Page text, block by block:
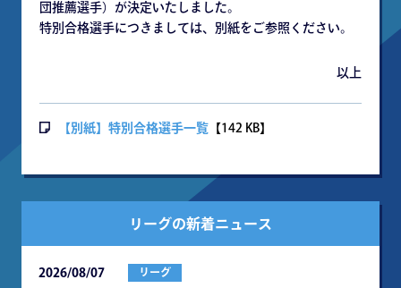
団推薦選手）が決定いたしました。
特別合格選手につきましては、別紙をご参照ください。
以上
【別紙】特別合格選手一覧 【142 KB】
リーグの新着ニュース
2026/08/07 リーグ